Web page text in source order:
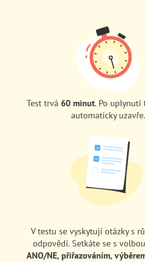
Test trvá 60 minut. Po uplynutí
automaticky uzavře.
V testu se vyskytují otázky s
odpovědí. Setkáte se s
ANO/NE, přiřazováním,